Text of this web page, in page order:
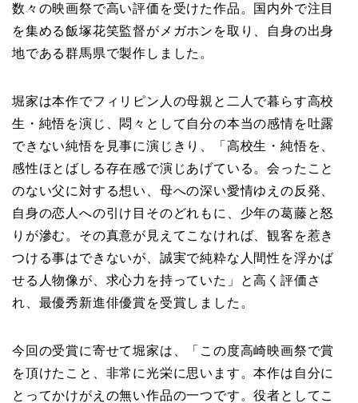
数々の映画祭で高い評価を受けた作品。国内外で注目
を集める飯塚花笑監督がメガホンを取り、自身の出身
地である群馬県で製作しました。
堀家は本作でフィリピン人の母親と二人で暮らす高校
生・純悟を演じ、悶々として自分の本当の感情を吐露
できない純悟を見事に演じきり、「高校生・純悟を、
感性ほとばしる存在感で演じあげている。会ったこと
のない父に対する想い、母への深い愛情ゆえの反発、
自身の恋人への引け目そのどれもに、少年の葛藤と怒
りが滲む。その真意が見えてこなければ、観客を惹き
つける事はできないが、誠実で純粋な人間性を浮かば
せる人物像が、求心力を持っていた」と高く評価さ
れ、最優秀新進俳優賞を受賞しました。
今回の受賞に寄せて堀家は、「この度高崎映画祭で賞
を頂けたこと、非常に光栄に思います。本作は自分に
とってかけがえの無い作品の一つです。役者としてこ